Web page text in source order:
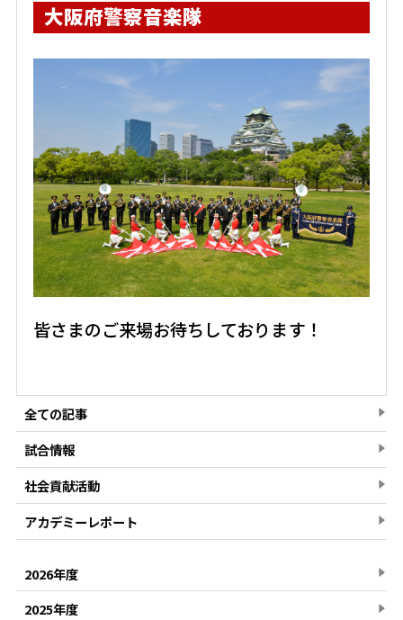
大阪府警察音楽隊
皆さまのご来場お待ちしております！
全ての記事
試合情報
社会貢献活動
アカデミーレポート
2026年度
2025年度